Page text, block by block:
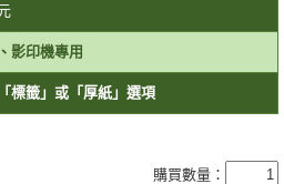
影印機專用
標籤」或「厚紙」選項
購買數量：